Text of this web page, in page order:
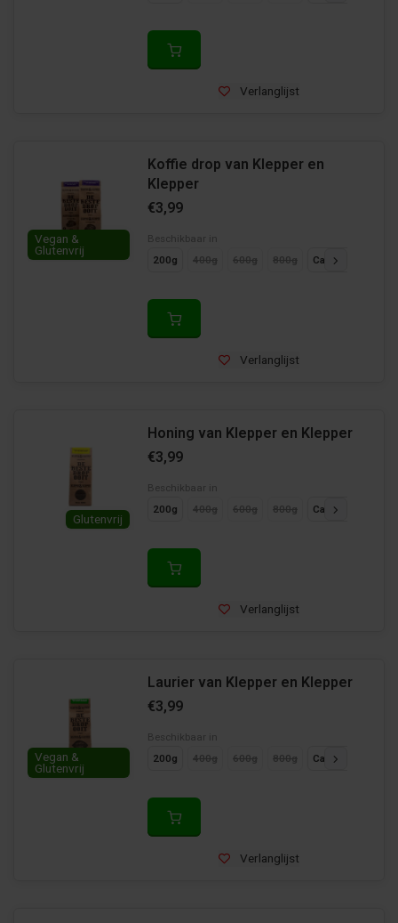
Verlanglijst
Vegan &
Glutenvrij
Koffie drop van Klepper en
Klepper
€3,99
Beschikbaar in
200g
400g 600g 800g Cadeaupakket
Verlanglijst
Glutenvrij
Honing van Klepper en Klepper
€3,99
Beschikbaar in
200g
400g 600g 800g Cadeaupakket
Verlanglijst
Vegan &
Glutenvrij
Laurier van Klepper en Klepper
€3,99
Beschikbaar in
200g
400g 600g 800g Cadeaupakket
Verlanglijst